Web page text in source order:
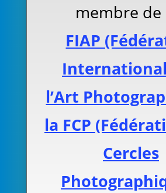
membre de
FIAP
l’Art
la FCP
Cercles